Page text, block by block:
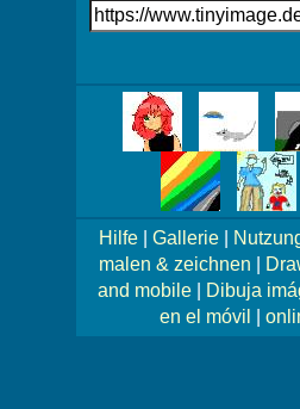
Link
auf's
Bilder!
Hilfe| Gallerie|
malen & zeichnen
and mobile|
Dibuja
en el móvil